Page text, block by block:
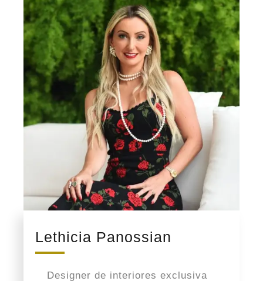
Lethicia Panossian
Designer de interiores exclusiva